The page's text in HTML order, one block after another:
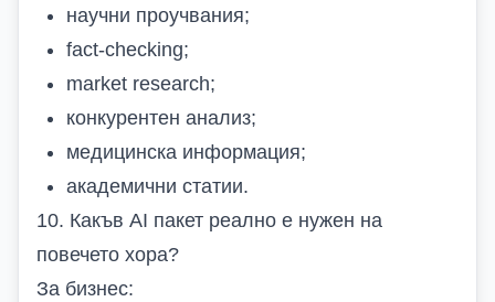
научни проучвания;
fact-checking;
market research;
конкурентен анализ;
медицинска информация;
академични статии.
10. Какъв AI пакет реално е нужен на
повечето хора?
За бизнес: